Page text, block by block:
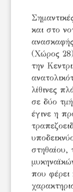
και στο
(Χώρος
την
λίθινες
σε δύο
έγινε η
στηθαίου,
που